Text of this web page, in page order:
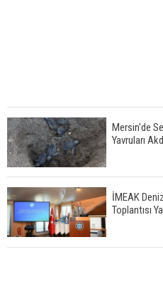
Mersin'de
Yavruları
İMEAK
Toplantısı